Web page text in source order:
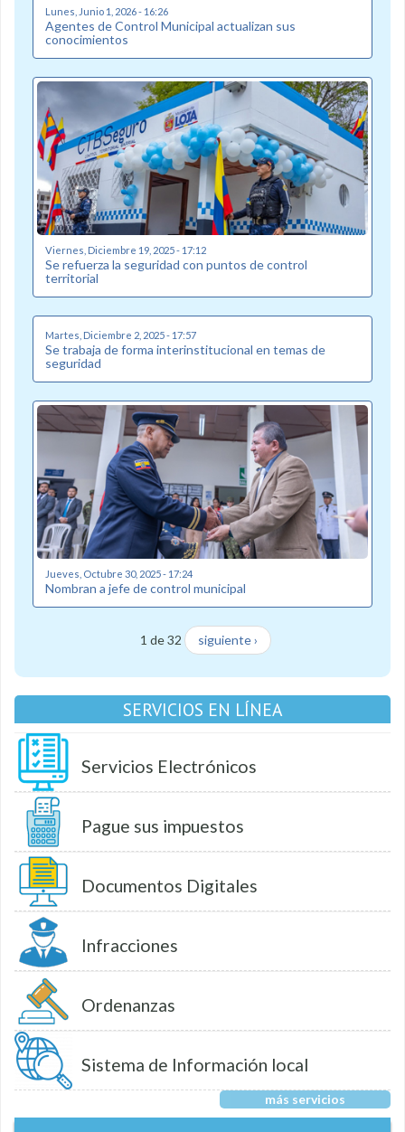
Lunes, Junio 1, 2026 - 16:26
Agentes de Control Municipal actualizan sus
conocimientos
Viernes, Diciembre 19, 2025 - 17:12
Se refuerza la seguridad con puntos de control
territorial
Martes, Diciembre 2, 2025 - 17:57
Se trabaja de forma interinstitucional en temas de
seguridad
Jueves, Octubre 30, 2025 - 17:24
Nombran a jefe de control municipal
1 de 32 siguiente ›
SERVICIOS EN LÍNEA
Servicios Electrónicos
Pague sus impuestos
Documentos Digitales
Infracciones
Ordenanzas
Sistema de Información local
más servicios